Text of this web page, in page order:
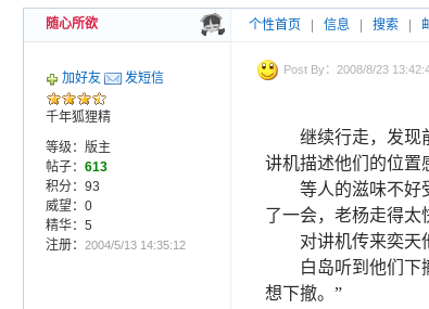
随心所欲 个性首页 信息 搜索
加好友 发短信
千年狐狸精
等级：版主
帖子： 613
积分：93
威望：0
精华：5
注册：
2004/5/13 14:35:12
Post By：2008/8/23
继续行走，发现
讲机描述他们的位置
等人的滋味不好
了一会，老杨走得太
对讲机传来奕天
白岛听到他们下
想下撤。”